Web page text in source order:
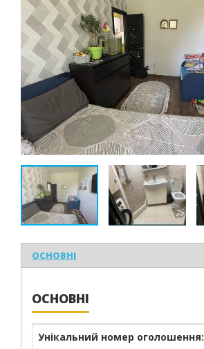
ОСНОВНІ
ОСНОВНІ
Унікальний номер оголошення: